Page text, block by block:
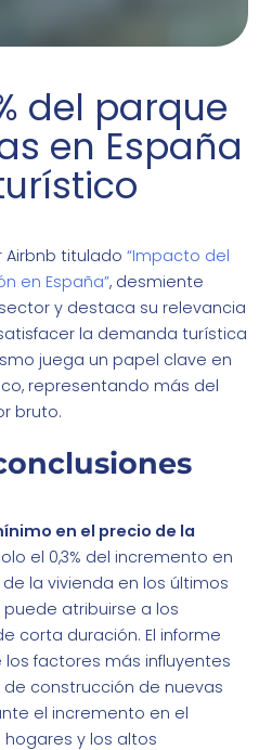
del parque
en España
Airbnb titulado“Impacto del
en España”, desmiente
y destaca su relevancia
la demanda turística
juega un papel clave en
representando más del
bruto.
en el precio de la
el 0,3% del incremento en
la vivienda en los últimos
atribuirse a los
corta duración. El informe
los factores más influyentes
de construcción de nuevas
el incremento en el
y los altos